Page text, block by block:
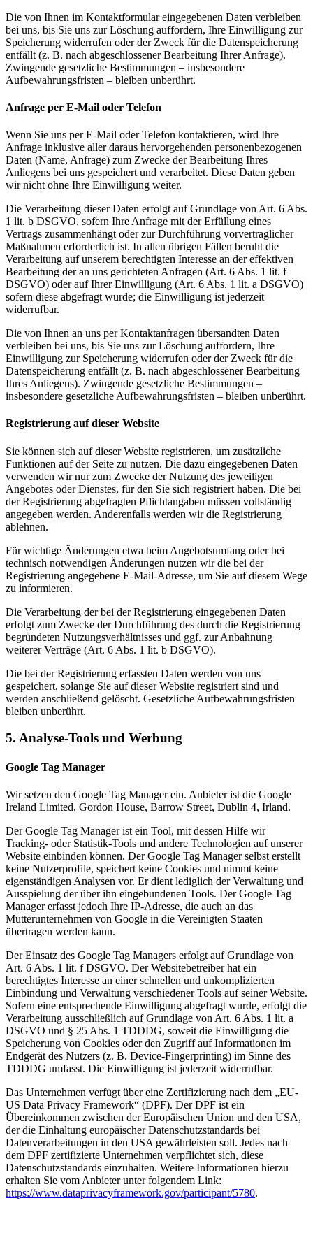
Die von Ihnen im Kontaktformular eingegebenen Daten verbleiben
bei uns, bis Sie uns zur Löschung auffordern, Ihre Einwilligung zur
Speicherung widerrufen oder der Zweck für die Datenspeicherung
entfällt (z. B. nach abgeschlossener Bearbeitung Ihrer Anfrage).
Zwingende gesetzliche Bestimmungen – insbesondere
Aufbewahrungsfristen – bleiben unberührt.
Anfrage per E-Mail oder Telefon
Wenn Sie uns per E-Mail oder Telefon kontaktieren, wird Ihre
Anfrage inklusive aller daraus hervorgehenden personenbezogenen
Daten (Name, Anfrage) zum Zwecke der Bearbeitung Ihres
Anliegens bei uns gespeichert und verarbeitet. Diese Daten geben
wir nicht ohne Ihre Einwilligung weiter.
Die Verarbeitung dieser Daten erfolgt auf Grundlage von Art. 6 Abs.
1 lit. b DSGVO, sofern Ihre Anfrage mit der Erfüllung eines
Vertrags zusammenhängt oder zur Durchführung vorvertraglicher
Maßnahmen erforderlich ist. In allen übrigen Fällen beruht die
Verarbeitung auf unserem berechtigten Interesse an der effektiven
Bearbeitung der an uns gerichteten Anfragen (Art. 6 Abs. 1 lit. f
DSGVO) oder auf Ihrer Einwilligung (Art. 6 Abs. 1 lit. a DSGVO)
sofern diese abgefragt wurde; die Einwilligung ist jederzeit
widerrufbar.
Die von Ihnen an uns per Kontaktanfragen übersandten Daten
verbleiben bei uns, bis Sie uns zur Löschung auffordern, Ihre
Einwilligung zur Speicherung widerrufen oder der Zweck für die
Datenspeicherung entfällt (z. B. nach abgeschlossener Bearbeitung
Ihres Anliegens). Zwingende gesetzliche Bestimmungen –
insbesondere gesetzliche Aufbewahrungsfristen – bleiben unberührt.
Registrierung auf dieser Website
Sie können sich auf dieser Website registrieren, um zusätzliche
Funktionen auf der Seite zu nutzen. Die dazu eingegebenen Daten
verwenden wir nur zum Zwecke der Nutzung des jeweiligen
Angebotes oder Dienstes, für den Sie sich registriert haben. Die bei
der Registrierung abgefragten Pflichtangaben müssen vollständig
angegeben werden. Anderenfalls werden wir die Registrierung
ablehnen.
Für wichtige Änderungen etwa beim Angebotsumfang oder bei
technisch notwendigen Änderungen nutzen wir die bei der
Registrierung angegebene E-Mail-Adresse, um Sie auf diesem Wege
zu informieren.
Die Verarbeitung der bei der Registrierung eingegebenen Daten
erfolgt zum Zwecke der Durchführung des durch die Registrierung
begründeten Nutzungsverhältnisses und ggf. zur Anbahnung
weiterer Verträge (Art. 6 Abs. 1 lit. b DSGVO).
Die bei der Registrierung erfassten Daten werden von uns
gespeichert, solange Sie auf dieser Website registriert sind und
werden anschließend gelöscht. Gesetzliche Aufbewahrungsfristen
bleiben unberührt.
5. Analyse-Tools und Werbung
Google Tag Manager
Wir setzen den Google Tag Manager ein. Anbieter ist die Google
Ireland Limited, Gordon House, Barrow Street, Dublin 4, Irland.
Der Google Tag Manager ist ein Tool, mit dessen Hilfe wir
Tracking- oder Statistik-Tools und andere Technologien auf unserer
Website einbinden können. Der Google Tag Manager selbst erstellt
keine Nutzerprofile, speichert keine Cookies und nimmt keine
eigenständigen Analysen vor. Er dient lediglich der Verwaltung und
Ausspielung der über ihn eingebundenen Tools. Der Google Tag
Manager erfasst jedoch Ihre IP-Adresse, die auch an das
Mutterunternehmen von Google in die Vereinigten Staaten
übertragen werden kann.
Der Einsatz des Google Tag Managers erfolgt auf Grundlage von
Art. 6 Abs. 1 lit. f DSGVO. Der Websitebetreiber hat ein
berechtigtes Interesse an einer schnellen und unkomplizierten
Einbindung und Verwaltung verschiedener Tools auf seiner Website.
Sofern eine entsprechende Einwilligung abgefragt wurde, erfolgt die
Verarbeitung ausschließlich auf Grundlage von Art. 6 Abs. 1 lit. a
DSGVO und § 25 Abs. 1 TDDDG, soweit die Einwilligung die
Speicherung von Cookies oder den Zugriff auf Informationen im
Endgerät des Nutzers (z. B. Device-Fingerprinting) im Sinne des
TDDDG umfasst. Die Einwilligung ist jederzeit widerrufbar.
Das Unternehmen verfügt über eine Zertifizierung nach dem „EU-
US Data Privacy Framework“ (DPF). Der DPF ist ein
Übereinkommen zwischen der Europäischen Union und den USA,
der die Einhaltung europäischer Datenschutzstandards bei
Datenverarbeitungen in den USA gewährleisten soll. Jedes nach
dem DPF zertifizierte Unternehmen verpflichtet sich, diese
Datenschutzstandards einzuhalten. Weitere Informationen hierzu
erhalten Sie vom Anbieter unter folgendem Link:
https://www.dataprivacyframework.gov/participant/5780.